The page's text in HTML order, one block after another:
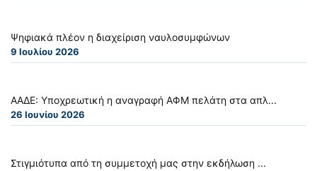
Ψηφιακά πλέον η διαχείριση ναυλοσυμφώνων
9 Ιουλίου 2026
ΑΑΔΕ: Υποχρεωτική η αναγραφή ΑΦΜ πελάτη στα απλ...
26 Ιουνίου 2026
Στιγμιότυπα από τη συμμετοχή μας στην εκδήλωση ...